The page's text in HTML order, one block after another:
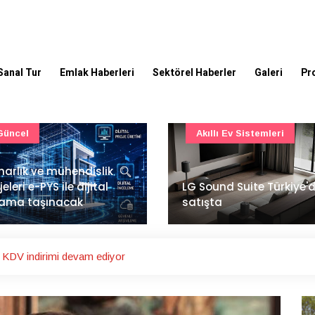
Tur Emlak Haberleri Sektörel Haberler Galeri
Suite Türkiye'de
Ev Sistemleri
İstanbul Havalimanı'nın
ana pistinde sona doğru
Ulaşım
indirimi devam ediyor